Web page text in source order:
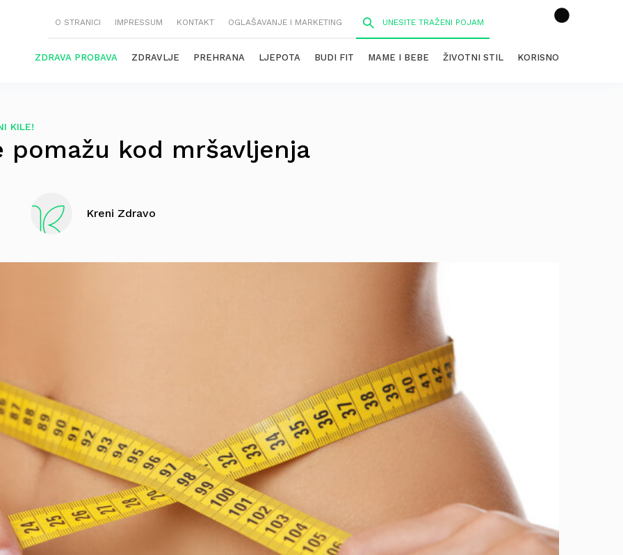
O STRANICI IMPRESSUM KONTAKT OGLAŠAVANJE I MARKETING
ZDRAVA PROBAVA ZDRAVLJE PREHRANA LJEPOTA BUDI FIT MAME I BEBE ŽIVOTNI STIL KORISNO
KILE!
pomažu kod mršavljenja
Kreni Zdravo